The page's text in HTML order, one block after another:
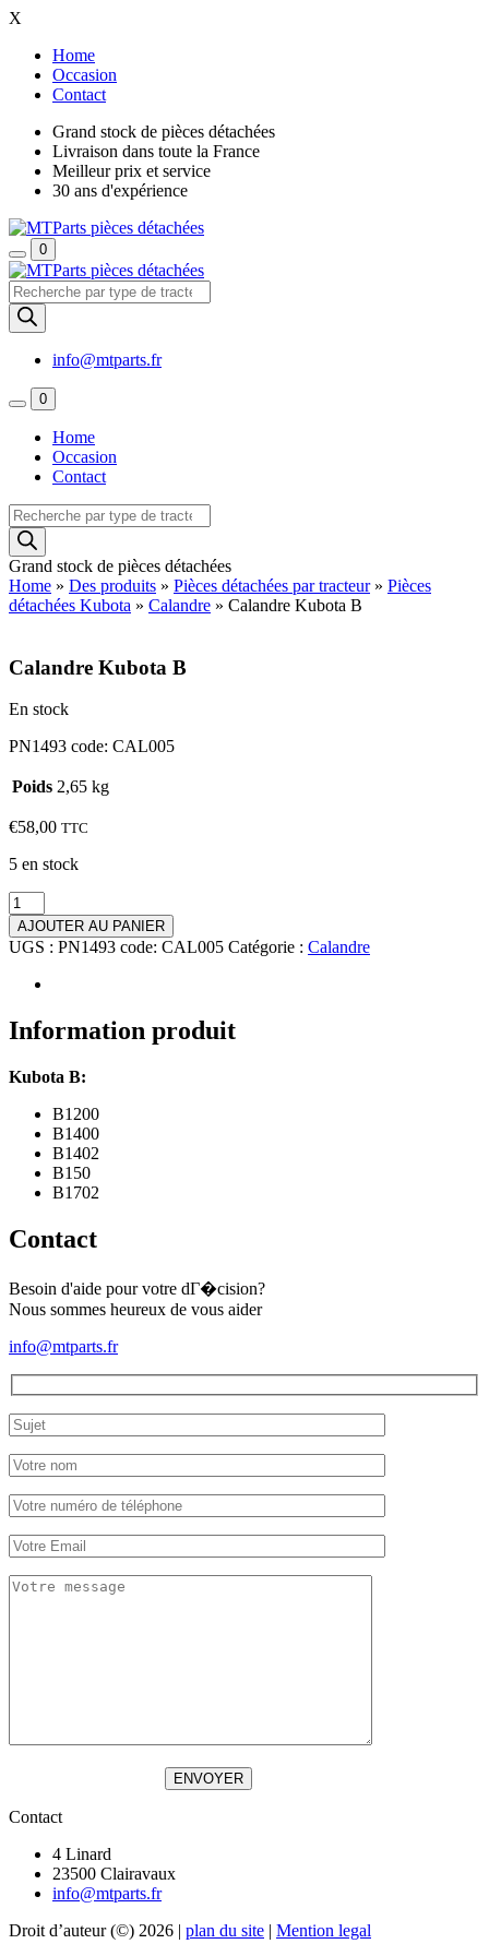
X
Home
Occasion
Contact
Grand stock de pièces détachées
Livraison dans toute la France
Meilleur prix et service
30 ans d'expérience
0
Recherche
de
produits
info@mtparts.fr
0
Home
Occasion
Contact
Recherche
de
produits
Grand stock de pièces détachées
Home » Des produits » Pièces détachées par tracteur» Pièces
détachées Kubota » Calandre » Calandre Kubota B
Calandre Kubota B
En stock
PN1493 code: CAL005
Poids 2,65 kg
€58,00 TTC
5 en stock
quantité
de
Calandre
Kubota
AJOUTER AU PANIER
UGS : PN1493 code: CAL005 Catégorie : Calandre
Information produit
Kubota B:
B1200
B1400
B1402
B150
B1702
Contact
Besoin d'aide pour votre dГ�cision?
Nous sommes heureux de vous aider
info@mtparts.fr
ENVOYER
Contact
4 Linard
23500 Clairavaux
info@mtparts.fr
Droit d’auteur (©) 2026 | plan du site | Mention legal